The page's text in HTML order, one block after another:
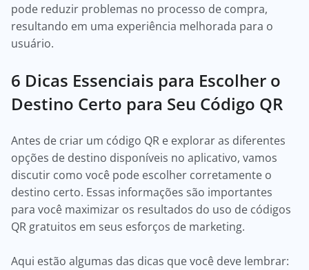
pode reduzir problemas no processo de compra,
resultando em uma experiência melhorada para o
usuário.
6 Dicas Essenciais para Escolher o
Destino Certo para Seu Código QR
Antes de criar um código QR e explorar as diferentes
opções de destino disponíveis no aplicativo, vamos
discutir como você pode escolher corretamente o
destino certo. Essas informações são importantes
para você maximizar os resultados do uso de códigos
QR gratuitos em seus esforços de marketing.
Aqui estão algumas das dicas que você deve lembrar: